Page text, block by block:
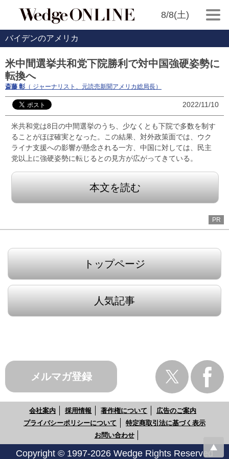
8/8(土)
バイデンのアメリカ
米中間選挙共和党下院勝利で対中国強硬姿勢に
転換へ
斎藤 彰 （ ジャーナリスト、元読売新聞アメリカ総局長）
2022/11/10
米共和党は8日の中間選挙のうち、少なくとも下院で多数を制す
ることがほぼ確実となった。この結果、対外政策面では、ウク
ライナ支援への影響が懸念される一方、中国に対しては、民主
党以上に強硬姿勢に転じるとの見方が広がってきている。
本文を読む
PR
トップページ
人気記事
メルマガ登録
会社案内 採用情報 著作権について
広告のご案内
プライバシーポリシーについて
特定商取引法に基づく表示
お問い合わせ
Copyright © 1997-2026 Wedge Rights Reserved